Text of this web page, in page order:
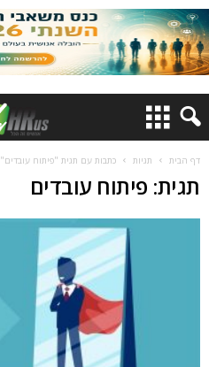
דף הבית תגיות כתבות עם תגית "פיתוח עובדים"
תגית: פיתוח עובדים